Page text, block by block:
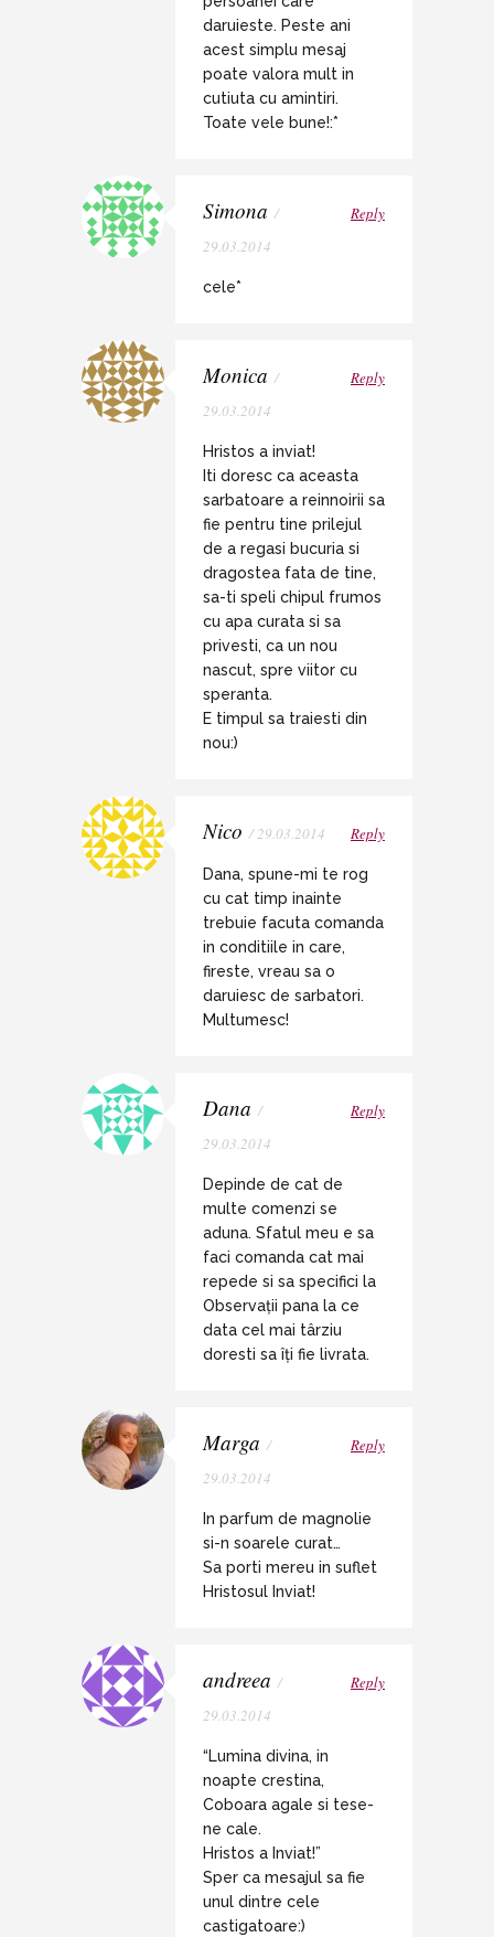
daruieste. Peste ani
acest simplu mesaj
poate valora mult in
cutiuta cu amintiri.
Toate vele bune!:*
Simona /
29.03.2014
Reply
cele*
Monica /
29.03.2014
Reply
Hristos a inviat!
Iti doresc ca aceasta
sarbatoare a reinnoirii sa
fie pentru tine prilejul
de a regasi bucuria si
dragostea fata de tine,
sa-ti speli chipul frumos
cu apa curata si sa
privesti, ca un nou
nascut, spre viitor cu
speranta.
E timpul sa traiesti din
nou:)
Nico / 29.03.2014 Reply
Dana, spune-mi te rog
cu cat timp inainte
trebuie facuta comanda
in conditiile in care,
fireste, vreau sa o
daruiesc de sarbatori.
Multumesc!
Dana /
29.03.2014
Reply
Depinde de cat de
multe comenzi se
aduna. Sfatul meu e sa
faci comanda cat mai
repede si sa specifici la
Observații pana la ce
data cel mai târziu
doresti sa îți fie livrata.
Marga /
29.03.2014
Reply
In parfum de magnolie
si-n soarele curat…
Sa porti mereu in suflet
Hristosul Inviat!
andreea /
29.03.2014
Reply
“Lumina divina, in
noapte crestina,
Coboara agale si tese-
ne cale.
Hristos a Inviat!”
Sper ca mesajul sa fie
unul dintre cele
castigatoare:)